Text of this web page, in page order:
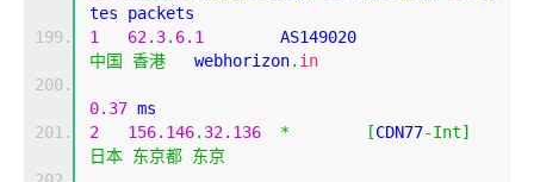
tes packets
1
62.3. 6.1
中国 香港
   webhorizon
. in
0.37 ms
2
156.146. 32.136 * [CDN77-Int]
日本 东京都 东京